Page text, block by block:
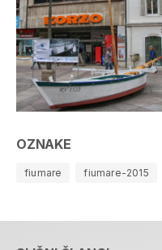
OZNAKE
fiumare fiumare-2015